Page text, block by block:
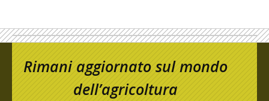
Rimani aggiornato sul mondo
dell’agricoltura